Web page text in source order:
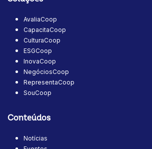
AvaliaCoop
CapacitaCoop
CulturaCoop
ESGCoop
InovaCoop
NegóciosCoop
RepresentaCoop
SouCoop
Conteúdos
Notícias